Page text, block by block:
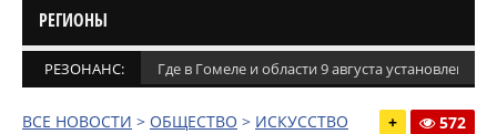
РЕГИОНЫ
РЕЗОНАНС: Где в Гомеле и области 9 августа установлены
ВСЕ НОВОСТИ > ОБЩЕСТВО > ИСКУССТВО + 572